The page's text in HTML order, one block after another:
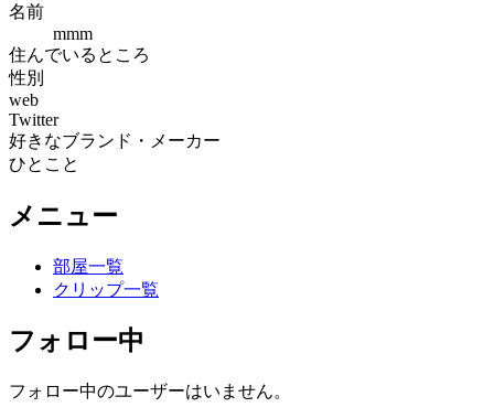
名前
mmm
住んでいるところ
性別
web
Twitter
好きなブランド・メーカー
ひとこと
メニュー
部屋一覧
クリップ一覧
フォロー中
フォロー中のユーザーはいません。